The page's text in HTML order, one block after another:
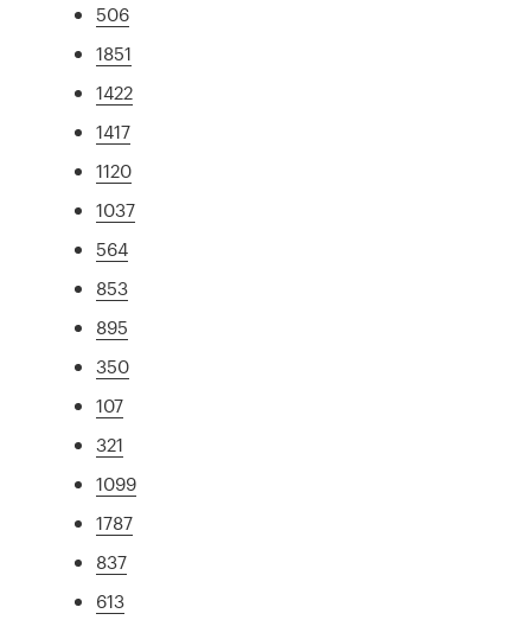
506
1851
1422
1417
1120
1037
564
853
895
350
107
321
1099
1787
837
613